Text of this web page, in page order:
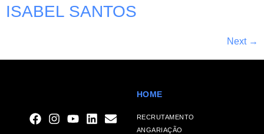
ISABEL SANTOS
Next →
HOME
RECRUTAMENTO
ANGARIAÇÃO